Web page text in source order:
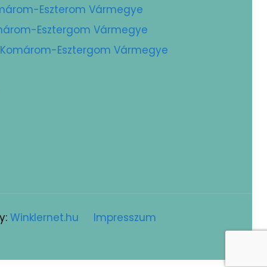
Eszterom Vármegye
Esztergom Vármegye
Esztergom Vármegye
Winklernet.hu Impresszum